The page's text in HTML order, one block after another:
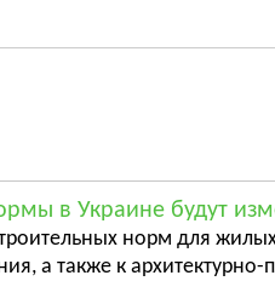
в Украине будут
норм для
а также к